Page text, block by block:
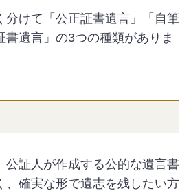
けて「公正証書遺言」「自筆
書遺言」の3つの種類がありま
証人が作成する公的な遺言書
、確実な形で遺志を残したい方